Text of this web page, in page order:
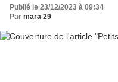
Publié le 23/12/2023 à 09:34
Par mara 29